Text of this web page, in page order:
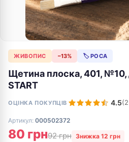
ЖИВОПИС −13% 🏷 РОСА
Щетина плоска, 401, №10,
START
ОЦІНКА ПОКУПЦІВ 4.5(2
Артикул: 000502372
80 грн92 грн Знижка 12 грн